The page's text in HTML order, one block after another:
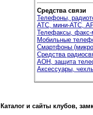
Средства связи
Телефоны,
АТС, мини-АТС,
Телефаксы,
Мобильные
Смартфоны
Средства
АОН, защита
Аксессуары,
Каталог и сайты клубов,